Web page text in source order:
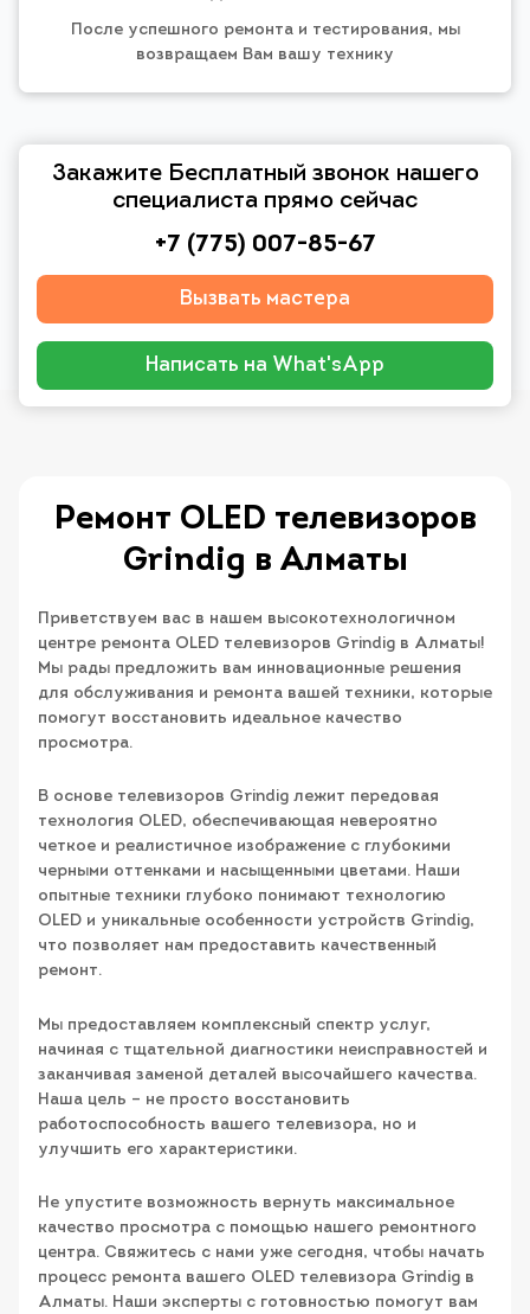
После успешного ремонта и тестирования, мы
возвращаем Вам вашу технику
Закажите Бесплатный звонок нашего
специалиста прямо сейчас
+7 (775) 007-85-67
Вызвать мастера
Написать на What'sApp
Ремонт OLED телевизоров
Grindig в Алматы
Приветствуем вас в нашем высокотехнологичном
центре ремонта OLED телевизоров Grindig в Алматы!
Мы рады предложить вам инновационные решения
для обслуживания и ремонта вашей техники, которые
помогут восстановить идеальное качество
просмотра.
В основе телевизоров Grindig лежит передовая
технология OLED, обеспечивающая невероятно
четкое и реалистичное изображение с глубокими
черными оттенками и насыщенными цветами. Наши
опытные техники глубоко понимают технологию
OLED и уникальные особенности устройств Grindig,
что позволяет нам предоставить качественный
ремонт.
Мы предоставляем комплексный спектр услуг,
начиная с тщательной диагностики неисправностей и
заканчивая заменой деталей высочайшего качества.
Наша цель – не просто восстановить
работоспособность вашего телевизора, но и
улучшить его характеристики.
Не упустите возможность вернуть максимальное
качество просмотра с помощью нашего ремонтного
центра. Свяжитесь с нами уже сегодня, чтобы начать
процесс ремонта вашего OLED телевизора Grindig в
Алматы. Наши эксперты с готовностью помогут вам